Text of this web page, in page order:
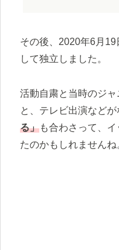
その後、2020年6月
して独立しました。
活動自粛と当時のジ
と、テレビ出演など
る」も合わさって、
たのかもしれませんね